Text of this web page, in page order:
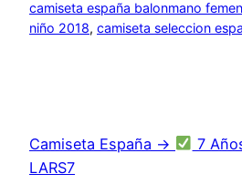
camiseta españa balonmano
niño 2018, camiseta seleccion
Camiseta España →
7
LARS7